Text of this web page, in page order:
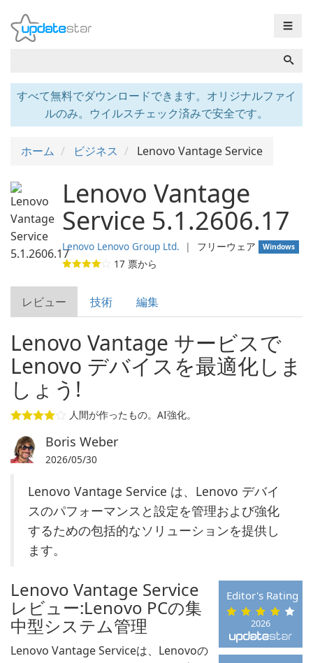
☰
すべて無料でダウンロードできます。オリジナルファイ
ルのみ。ウイルスチェック済みで安全です。
ホーム ビジネス Lenovo Vantage Service
Lenovo Vantage
Service 5.1.2606.17
Lenovo Lenovo Group Ltd. ❘ フリーウェア Windows
17 票から
レビュー 技術 編集
Lenovo Vantage サービスで
Lenovo デバイスを最適化しま
しょう!
人間が作ったもの。AI強化。
Boris Weber
2026/05/30
Lenovo Vantage Service は、Lenovo デバイ
スのパフォーマンスと設定を管理および強化
するための包括的なソリューションを提供し
ます。
2026
Editor's Rating
Lenovo Vantage Service
レビュー:Lenovo PCの集
中型システム管理
Lenovo Vantage Serviceは、Lenovoの